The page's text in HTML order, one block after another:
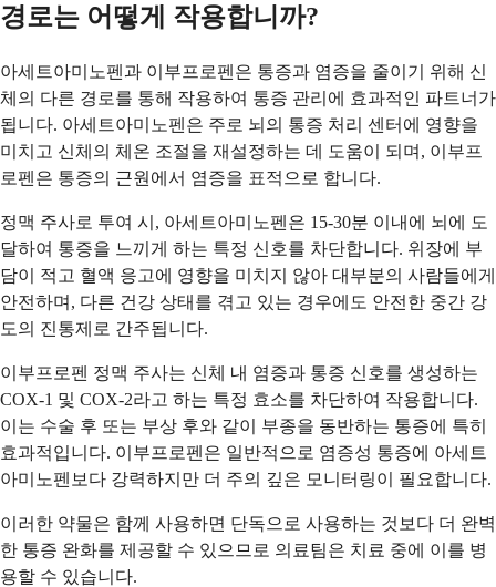
경로는 어떻게 작용합니까?
아세트아미노펜과 이부프로펜은 통증과 염증을 줄이기 위해 신
체의 다른 경로를 통해 작용하여 통증 관리에 효과적인 파트너가
됩니다. 아세트아미노펜은 주로 뇌의 통증 처리 센터에 영향을
미치고 신체의 체온 조절을 재설정하는 데 도움이 되며, 이부프
로펜은 통증의 근원에서 염증을 표적으로 합니다.
정맥 주사로 투여 시, 아세트아미노펜은 15-30분 이내에 뇌에 도
달하여 통증을 느끼게 하는 특정 신호를 차단합니다. 위장에 부
담이 적고 혈액 응고에 영향을 미치지 않아 대부분의 사람들에게
안전하며, 다른 건강 상태를 겪고 있는 경우에도 안전한 중간 강
도의 진통제로 간주됩니다.
이부프로펜 정맥 주사는 신체 내 염증과 통증 신호를 생성하는
COX-1 및 COX-2라고 하는 특정 효소를 차단하여 작용합니다.
이는 수술 후 또는 부상 후와 같이 부종을 동반하는 통증에 특히
효과적입니다. 이부프로펜은 일반적으로 염증성 통증에 아세트
아미노펜보다 강력하지만 더 주의 깊은 모니터링이 필요합니다.
이러한 약물은 함께 사용하면 단독으로 사용하는 것보다 더 완벽
한 통증 완화를 제공할 수 있으므로 의료팀은 치료 중에 이를 병
용할 수 있습니다.